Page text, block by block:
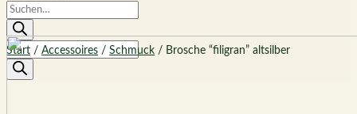
Products
search
Products
search
Start / Accessoires / Schmuck / Brosche “filigran” altsilber